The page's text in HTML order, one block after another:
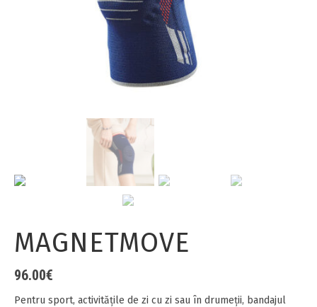
MAGNETMOVE
96.00€
Pentru sport, activitățile de zi cu zi sau în drumeții, bandajul